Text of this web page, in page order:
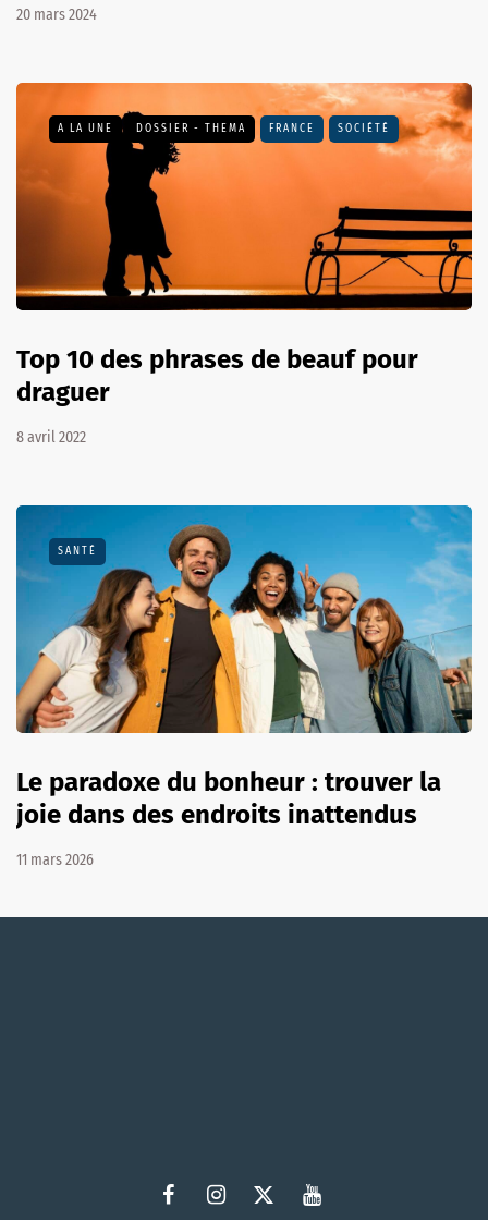
20 mars 2024
A LA UNE DOSSIER - THEMA FRANCE SOCIÉTÉ
Top 10 des phrases de beauf pour
draguer
8 avril 2022
SANTÉ
Le paradoxe du bonheur : trouver la
joie dans des endroits inattendus
11 mars 2026